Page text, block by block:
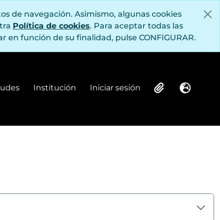
de navegación. Asimismo, algunas cookies
Política de cookies. Para aceptar todas las
en función de su finalidad, pulse CONFIGURAR.
Institución
Institución
Iniciar sesión
Iniciar sesión ClipboardIdioma